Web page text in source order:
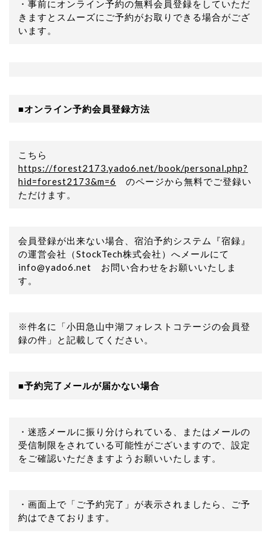
・事前にオンライン予約の無料会員登録をしていただ
きますとスムーズにご予約がお取りできる場合がござ
います。
■オンライン予約会員登録方法
こちら
https://forest2173.yado6.net/book/personal.php?
hid=forest2173&m=6
のページから無料でご登録い
ただけます。
会員登録が出来ない場合、宿泊予約システム『宿録』
の運営会社（StockTech株式会社）へメールにて
info@yado6.net お問い合わせをお願いいたしま
す。
※件名に「小田急山中湖フォレストコテージの会員登
録の件」と記載してください。
■予約完了メールが届かない場合
・迷惑メールに振り分けられている、またはメールの
受信制限をされている可能性がございますので、設定
をご確認いただきますようお願いいたします。
・画面上で「ご予約完了」が表示されましたら、ご予
約はできております。